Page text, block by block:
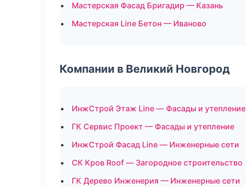
Мастерская Фасад Бригадир — Казань
Мастерская Line Бетон — Иваново
Компании в Великий Новгород
ИнжСтрой Этаж Line — Фасады и утепление
ГК Сервис Проект — Фасады и утепление
ИнжСтрой Фасад Line — Инженерные сети
СК Кров Roof — Загородное строительство
ГК Дерево Инженерия — Инженерные сети